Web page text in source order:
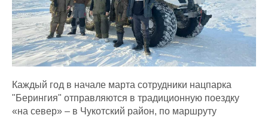
Каждый год в начале марта сотрудники нацпарка
"Берингия" отправляются в традиционную поездку
«на север» – в Чукотский район, по маршруту